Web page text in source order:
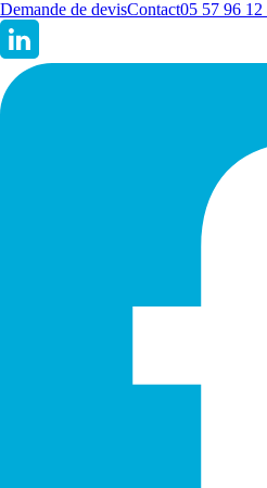
Demande de devisContact05 57 96 12